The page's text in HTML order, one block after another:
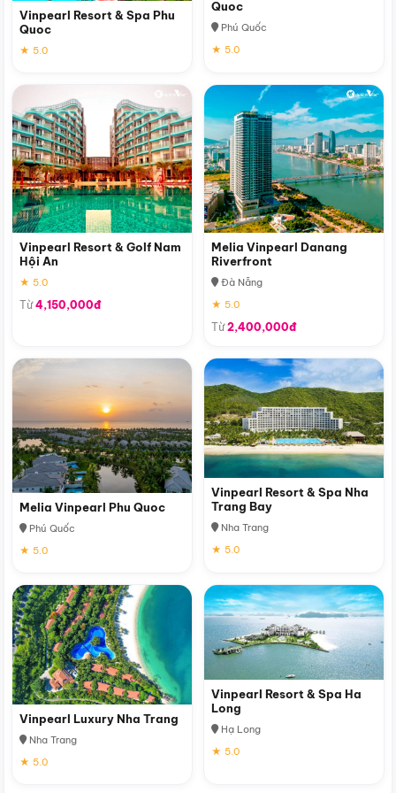
Vinpearl Resort & Spa Phu
Quoc
★ 5.0
Quoc
Phú Quốc
★ 5.0
Vinpearl Resort & Golf Nam
Hội An
★ 5.0
Từ4,150,000đ
Melia Vinpearl Danang
Riverfront
Đà Nẵng
★ 5.0
Từ2,400,000đ
Melia Vinpearl Phu Quoc
Phú Quốc
★ 5.0
Vinpearl Resort & Spa Nha
Trang Bay
Nha Trang
★ 5.0
Vinpearl Luxury Nha Trang
Nha Trang
★ 5.0
Vinpearl Resort & Spa Ha
Long
Hạ Long
★ 5.0